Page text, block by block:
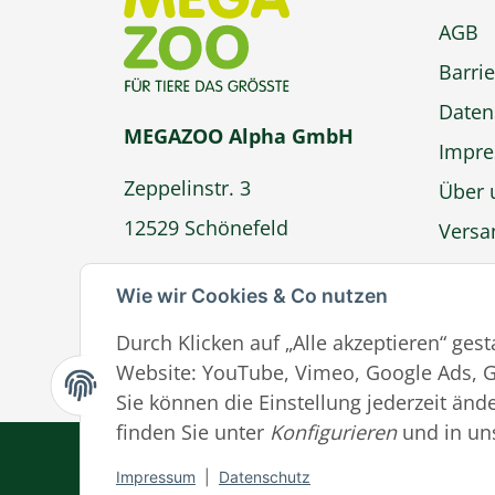
Wie wir Cookies & Co nutzen
Durch Klicken auf „Alle akzeptieren“
Website: YouTube, Vimeo, Google Ads,
Sie können die Einstellung jederzeit
finden Sie unter Konfigurierenund in
Impressum Datenschutz
MEGAZOO Alpha GmbH
Zeppelinstr. 3
12529 Schönefeld
AGB
Über